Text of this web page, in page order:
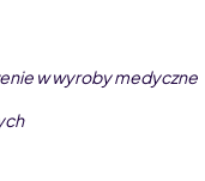
w wyroby medyczne